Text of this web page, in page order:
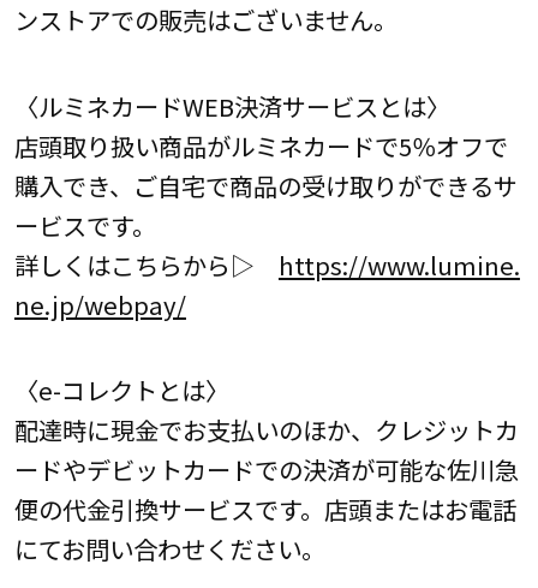
ンストアでの販売はございません。
〈ルミネカードWEB決済サービスとは〉
店頭取り扱い商品がルミネカードで5％オフで
購入でき、ご自宅で商品の受け取りができるサ
ービスです。
詳しくはこちらから▷ https://www.lumine.
ne.jp/webpay/
〈e-コレクトとは〉
配達時に現金でお支払いのほか、クレジットカ
ードやデビットカードでの決済が可能な佐川急
便の代金引換サービスです。店頭またはお電話
にてお問い合わせください。